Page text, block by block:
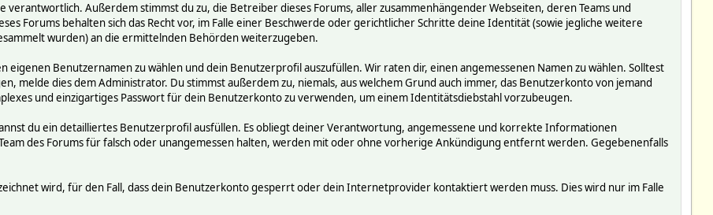
Außerdem stimmst du zu, die Betreiber dieses Forums, aller zusammenhängender Webseiten, deren Teams und
Forums behalten sich das Recht vor, im Falle einer Beschwerde oder gerichtlicher Schritte deine Identität (sowie jegliche weitere
wurden) an die ermittelnden Behörden weiterzugeben.
Benutzernamen zu wählen und dein Benutzerprofil auszufüllen. Wir raten dir, einen angemessenen Namen zu wählen. Solltest
melde dies dem Administrator. Du stimmst außerdem zu, niemals, aus welchem Grund auch immer, das Benutzerkonto von jemand
und einzigartiges Passwort für dein Benutzerkonto zu verwenden, um einem Identitätsdiebstahl vorzubeugen.
du ein detailliertes Benutzerprofil ausfüllen. Es obliegt deiner Verantwortung, angemessene und korrekte Informationen
des Forums für falsch oder unangemessen halten, werden mit oder ohne vorherige Ankündigung entfernt werden. Gegebenenfalls
wird, für den Fall, dass dein Benutzerkonto gesperrt oder dein Internetprovider kontaktiert werden muss. Dies wird nur im Falle